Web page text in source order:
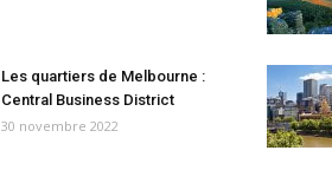
Les quartiers de Melbourne :
Central Business District
30 novembre 2022